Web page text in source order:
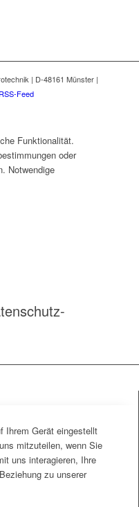
| D-48161 Münster |
RSS-Feed
Funktionalität.
oder
Notwendige
Ihrem Gerät eingestellt
mitzuteilen, wenn Sie
uns interagieren, Ihre
zu unserer